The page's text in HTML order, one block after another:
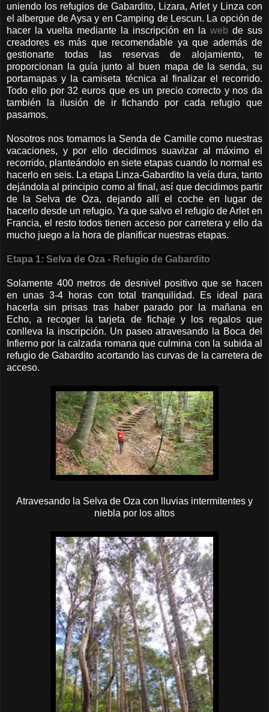
uniendo los refugios de Gabardito, Lizara, Arlet y Linza con
el albergue de Aysa y en Camping de Lescun. La opción de
hacer la vuelta mediante la inscripción en la web de sus
creadores es más que recomendable ya que además de
gestionarte todas las reservas de alojamiento, te
proporcionan la guía junto al buen mapa de la senda, su
portamapas y la camiseta técnica al finalizar el recorrido.
Todo ello por 32 euros que es un precio correcto y nos da
también la ilusión de ir fichando por cada refugio que
pasamos.
Nosotros nos tomamos la Senda de Camille como nuestras
vacaciones, y por ello decidimos suavizar al máximo el
recorrido, planteándolo en siete etapas cuando lo normal es
hacerlo en seis. La etapa Linza-Gabardito la veía dura, tanto
dejándola al principio como al final, así que decidimos partir
de la Selva de Oza, dejando allí el coche en lugar de
hacerlo desde un refugio. Ya que salvo el refugio de Arlet en
Francia, el resto todos tienen acceso por carretera y ello da
mucho juego a la hora de planificar nuestras etapas.
Etapa 1: Selva de Oza - Refugio de Gabardito
Solamente 400 metros de desnivel positivo que se hacen
en unas 3-4 horas con total tranquilidad. Es ideal para
hacerla sin prisas tras haber parado por la mañana en
Echo, a recoger la tarjeta de fichaje y los regalos que
conlleva la inscripción. Un paseo atravesando la Boca del
Infierno por la calzada romana que culmina con la subida al
refugio de Gabardito acortando las curvas de la carretera de
acceso.
Atravesando la Selva de Oza con lluvias intermitentes y
niebla por los altos